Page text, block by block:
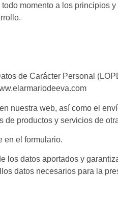
momento a los principios
de Carácter Personal
nuestra web, así como el
de productos y servicios de
en el formulario.
datos aportados y
datos necesarios para la